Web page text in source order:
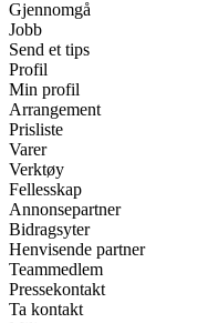
Gjennomgå
Jobb
Send et tips
Profil
Min profil
Arrangement
Prisliste
Varer
Verktøy
Fellesskap
Annonsepartner
Bidragsyter
Henvisende partner
Teammedlem
Pressekontakt
Ta kontakt